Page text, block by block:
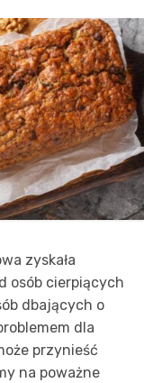
zyskała
osób cierpiących
dbających o
dla
przynieść
na poważne